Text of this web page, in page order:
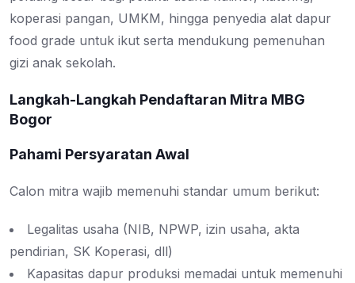
koperasi pangan, UMKM, hingga penyedia alat dapur
food grade untuk ikut serta mendukung pemenuhan
gizi anak sekolah.
Langkah-Langkah Pendaftaran Mitra MBG
Bogor
Pahami Persyaratan Awal
Calon mitra wajib memenuhi standar umum berikut:
Legalitas usaha (NIB, NPWP, izin usaha, akta
pendirian, SK Koperasi, dll)
Kapasitas dapur produksi memadai untuk memenuhi